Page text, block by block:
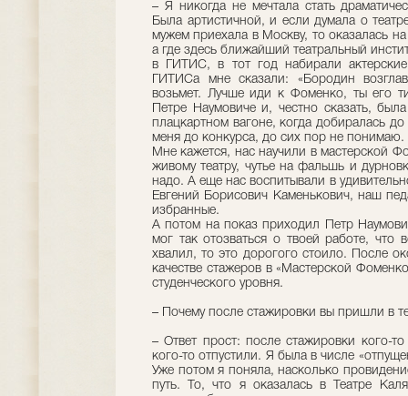
– Я никогда не мечтала стать
Была артистичной, и если думала о
мужем приехала в Москву, то оказалась
а где здесь ближайший театральный
в ГИТИС, в тот год набирали
ГИТИСа мне сказали: «Бородин
возьмет. Лучше иди к Фоменко, ты его
Петре Наумовиче и, честно сказать,
плацкартном вагоне, когда добиралась
меня до конкурса, до сих пор не понимаю.
Мне кажется, нас научили в мастерской
живому театру, чутье на фальшь и
надо. А еще нас воспитывали в
Евгений Борисович Каменькович, наш
избранные.
А потом на показ приходил Петр
мог так отозваться о твоей работе,
хвалил, то это дорогого стоило. После
качестве стажеров в «Мастерской
студенческого уровня.
– Почему после стажировки вы пришли в
– Ответ прост: после стажировки кого-
кого-то отпустили. Я была в числе
Уже потом я поняла, насколько
путь. То, что я оказалась в Театре